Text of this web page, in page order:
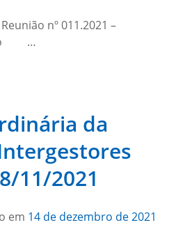
nº 011.2021 –
…
da
11/2021
em 14 de dezembro de 2021